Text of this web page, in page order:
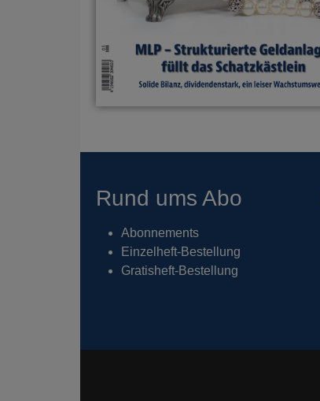
Rund ums Abo
Abonnements
Einzelheft-Bestellung
Gratisheft-Bestellung